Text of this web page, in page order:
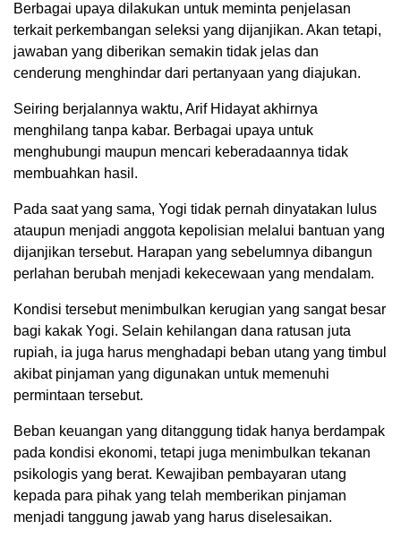
Berbagai upaya dilakukan untuk meminta penjelasan
terkait perkembangan seleksi yang dijanjikan. Akan tetapi,
jawaban yang diberikan semakin tidak jelas dan
cenderung menghindar dari pertanyaan yang diajukan.
Seiring berjalannya waktu, Arif Hidayat akhirnya
menghilang tanpa kabar. Berbagai upaya untuk
menghubungi maupun mencari keberadaannya tidak
membuahkan hasil.
Pada saat yang sama, Yogi tidak pernah dinyatakan lulus
ataupun menjadi anggota kepolisian melalui bantuan yang
dijanjikan tersebut. Harapan yang sebelumnya dibangun
perlahan berubah menjadi kekecewaan yang mendalam.
Kondisi tersebut menimbulkan kerugian yang sangat besar
bagi kakak Yogi. Selain kehilangan dana ratusan juta
rupiah, ia juga harus menghadapi beban utang yang timbul
akibat pinjaman yang digunakan untuk memenuhi
permintaan tersebut.
Beban keuangan yang ditanggung tidak hanya berdampak
pada kondisi ekonomi, tetapi juga menimbulkan tekanan
psikologis yang berat. Kewajiban pembayaran utang
kepada para pihak yang telah memberikan pinjaman
menjadi tanggung jawab yang harus diselesaikan.